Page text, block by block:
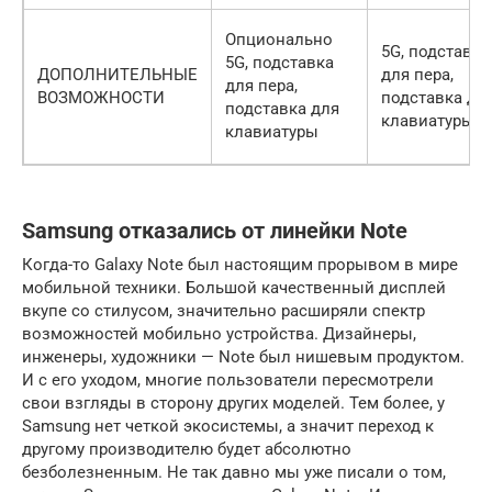
ДОПОЛНИТЕЛЬНЫЕ
ВОЗМОЖНОСТИ
Опционально
5G, подставка
для пера,
подставка для
клавиатуры
5G, подставка
для пера,
подставка
клавиатуры
Samsung отказались от линейки Note
Когда-то Galaxy Note был настоящим прорывом в мире
мобильной техники. Большой качественный дисплей
вкупе со стилусом, значительно расширяли спектр
возможностей мобильно устройства. Дизайнеры,
инженеры, художники — Note был нишевым продуктом.
И с его уходом, многие пользователи пересмотрели
свои взгляды в сторону других моделей. Тем более, у
Samsung нет четкой экосистемы, а значит переход к
другому производителю будет абсолютно
безболезненным. Не так давно мы уже писали о том,